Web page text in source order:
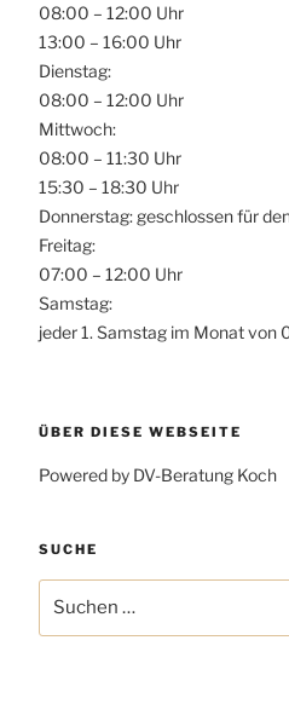
08:00 – 12:00 Uhr
13:00 – 16:00 Uhr
Dienstag:
08:00 – 12:00 Uhr
Mittwoch:
08:00 – 11:30 Uhr
15:30 – 18:30 Uhr
Donnerstag: geschlossen für
Freitag:
07:00 – 12:00 Uhr
Samstag:
jeder 1. Samstag im Monat von
ÜBER DIESE WEBSEITE
Powered by DV-Beratung Koch
SUCHE
nach: